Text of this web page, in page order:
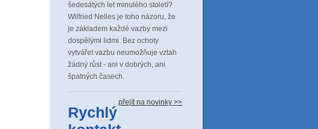
šedesátých let minulého století?
Wilfried Nelles je toho názoru, že
je základem každé vazby mezi
dospělými lidmi. Bez ochoty
vytvářet vazbu neumožňuje vztah
žádný růst - ani v dobrých, ani
špatných časech.
přejít na novinky >>
Rychlý